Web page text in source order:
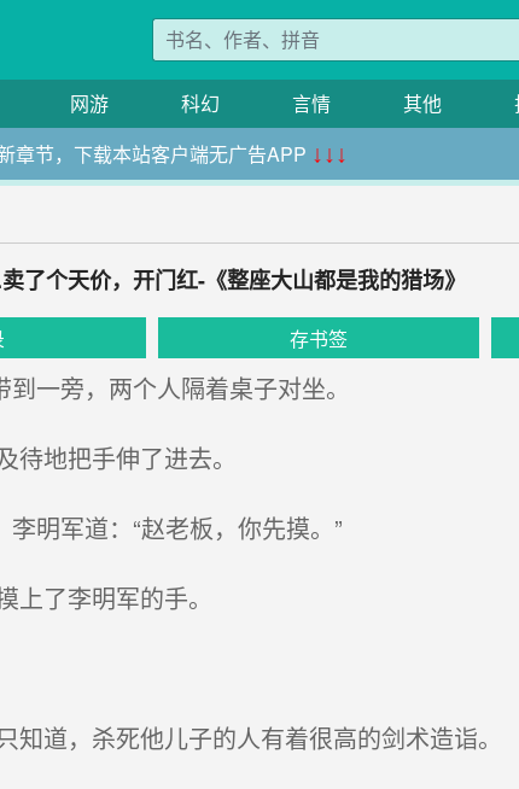
网游 科幻 言情 其他
章节，下载本站客户端无广告APP ↓↓↓
了个天价，开门红-《整座大山都是我的猎场》
存书签
一旁，两个人隔着桌子对坐。
地把手伸了进去。
明军道：“赵老板，你先摸。”
了李明军的手。
道，杀死他儿子的人有着很高的剑术造诣。